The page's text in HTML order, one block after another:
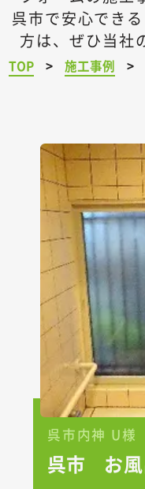
呉市で安心でき
方は、ぜひ当社
TOP 施工事例
呉市内神 U様
呉市 お風